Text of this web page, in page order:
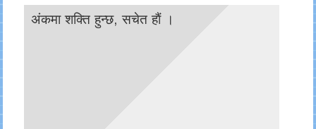
अंकमा शक्ति हुन्छ, सचेत हाैं ।